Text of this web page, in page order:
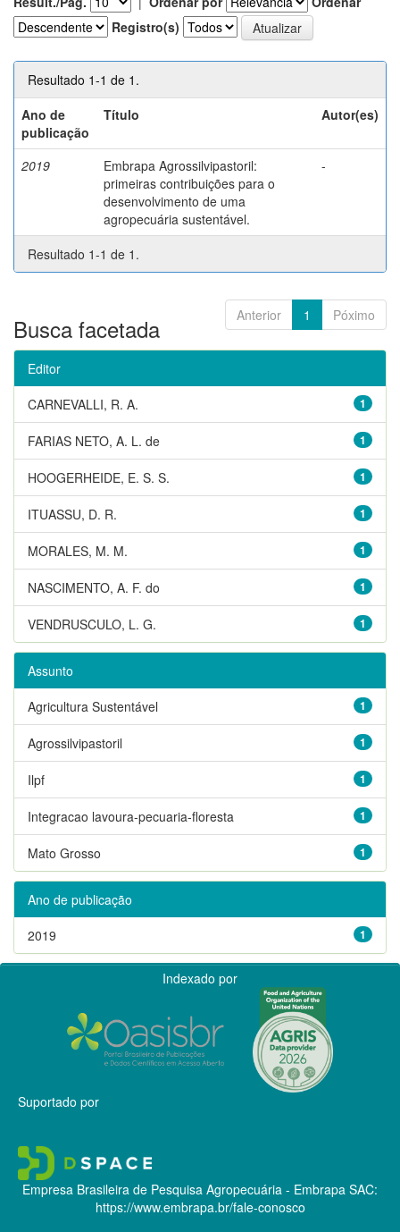
Registro(s)
Resultado 1-1 de 1.
Ano de
publicação
Título Autor(es)
2019
Embrapa Agrossilvipastoril:
primeiras contribuições para o
desenvolvimento de uma
agropecuária sustentável.
-
Resultado 1-1 de 1.
Anterior 1 Póximo
Busca facetada
Editor
1
CARNEVALLI, R. A.
1
FARIAS NETO, A. L. de
1
HOOGERHEIDE, E. S. S.
1
ITUASSU, D. R.
1
MORALES, M. M.
1
NASCIMENTO, A. F. do
1
VENDRUSCULO, L. G.
Assunto
1
Agricultura Sustentável
1
Agrossilvipastoril
1
Ilpf
1
Integracao lavoura-pecuaria-floresta
1
Mato Grosso
Ano de publicação
1
2019
Indexado por
Suportado por
Empresa Brasileira de Pesquisa Agropecuária - Embrapa SAC:
https://www.embrapa.br/fale-conosco